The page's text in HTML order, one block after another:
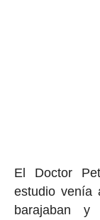
El Doctor
estudio venía
barajaban